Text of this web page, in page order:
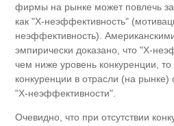
фирмы на рынке может повлечь за
как "Х-неэффективность"
неэффективность).
эмпирически доказано, что "Х-
чем ниже уровень конкуренции,
конкуренции в отрасли (на рынке)
"Х-неэффективности".
Очевидно, что при отсутствии